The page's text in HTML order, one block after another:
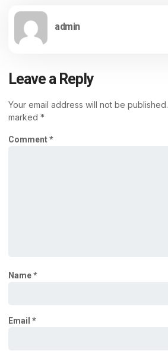
admin
Leave a Reply
Your email address will not be published.
marked *
Comment*
Name*
Email *